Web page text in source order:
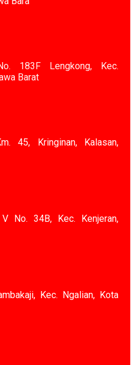
183F Lengkong, Kec.
Barat
45, Kringinan, Kalasan,
No. 34B, Kec. Kenjeran,
Kec. Ngalian, Kota